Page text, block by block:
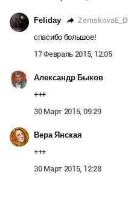
Feliday ZemskovaE_D
спасибо большое!
17 Февраль 2015, 12:05
Александр Быков
+++
30 Март 2015, 09:29
Вера Янская
+++
30 Март 2015, 12:28